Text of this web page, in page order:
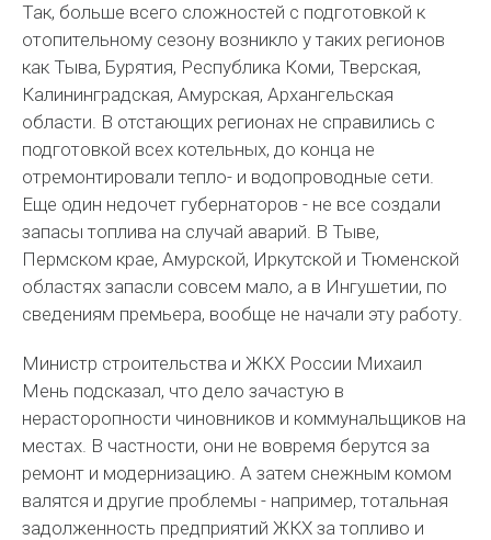
Так, больше всего сложностей с подготовкой к
отопительному сезону возникло у таких регионов
как Тыва, Бурятия, Республика Коми, Тверская,
Калининградская, Амурская, Архангельская
области. В отстающих регионах не справились с
подготовкой всех котельных, до конца не
отремонтировали тепло- и водопроводные сети.
Еще один недочет губернаторов - не все создали
запасы топлива на случай аварий. В Тыве,
Пермском крае, Амурской, Иркутской и Тюменской
областях запасли совсем мало, а в Ингушетии, по
сведениям премьера, вообще не начали эту работу.
Министр строительства и ЖКХ России Михаил
Мень подсказал, что дело зачастую в
нерасторопности чиновников и коммунальщиков на
местах. В частности, они не вовремя берутся за
ремонт и модернизацию. А затем снежным комом
валятся и другие проблемы - например, тотальная
задолженность предприятий ЖКХ за топливо и